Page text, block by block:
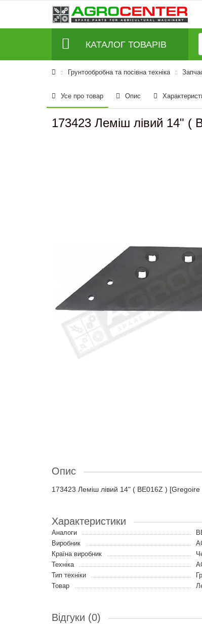
КАТАЛОГ ТОВАРІВ
Грунтообробна та посівна техніка
Усе про товар Опис
173423 Леміш лівий 14" (
Опис
173423 Леміш лівий 14" ( BE016Z ) [Gregoire
Характеристики
Аналоги
Виробник
Країна виробник
Техніка
Тип техніки
Товар
Відгуки (0)